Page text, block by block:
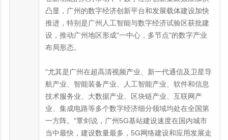
凸显，广州的数字经济创新平台和发展载体建设加快
推进，特别是广州人工智能与数字经济试验区获批建
设，推动广州地区形成"一中心，多节点"的数字产业
布局形态。
"尤其是广州在超高清视频产业、新一代通信及卫星导
航产业、智能装备产业、人工智能产业、软件和信息
技术服务业、大数据产业、区块链产业、互联网产
业、集成电路等多个数字经济细分领域均处在全国第
一方阵。"覃剑说，广州5G基站建设速度在国内城市
当中最快，建设数量最多，5G网络建设和应用发展走